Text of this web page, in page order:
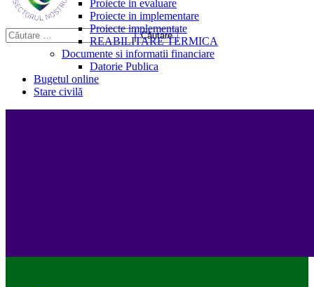
Proiecte in evaluare
Proiecte in implementare
Proiecte implementate
REABILITARE TERMICA
Documente si informatii financiare
Datorie Publica
Bugetul online
Stare civilă